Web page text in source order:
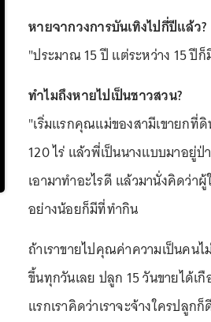
หายจากวงการบันเทิงไปกี่ปีแล้ว?
"ประมาณ 15 ปี แต่ระหว่าง 15 ปี
ทำไมถึงหายไปเป็นชาวสวน?
"เริ่มแรกคุณแม่ของสามีเขายกที่
120 ไร่ แล้วพี่เป็นนางแบบมาอยู่
เอามาทำอะไรดี แล้วมานั่งคิดว่า
อย่างน้อยก็มีที่ทำกิน
ถ้าเราขายไปคุณค่าความเป็นคน
ขึ้นทุกวันเลย ปลูก 15 วันขายได้เ
แรกเราคิดว่าเราจะจ้างใครปลู